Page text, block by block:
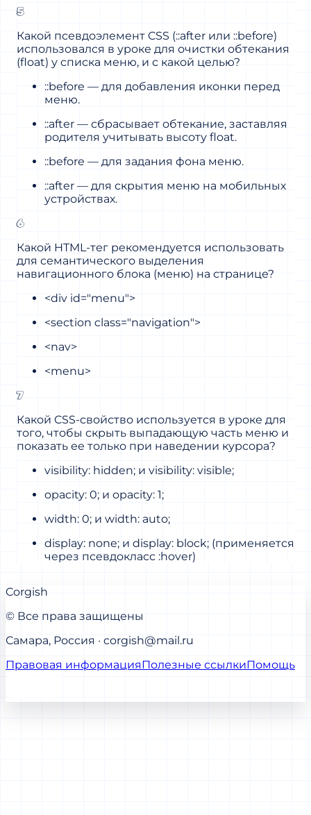
5
Какой псевдоэлемент CSS (::after или ::before)
использовался в уроке для очистки обтекания
(float) у списка меню, и с какой целью?
::before — для добавления иконки перед
меню.
::after — сбрасывает обтекание, заставляя
родителя учитывать высоту float.
::before — для задания фона меню.
::after — для скрытия меню на мобильных
устройствах.
6
Какой HTML-тег рекомендуется использовать
для семантического выделения
навигационного блока (меню) на странице?
<div id="menu">
<section class="navigation">
<nav>
<menu>
7
Какой CSS-свойство используется в уроке для
того, чтобы скрыть выпадающую часть меню и
показать ее только при наведении курсора?
visibility: hidden; и visibility: visible;
opacity: 0; и opacity: 1;
width: 0; и width: auto;
display: none; и display: block; (применяется
через псевдокласс :hover)
Corgish
© Все права защищены
Самара, Россия · corgish@mail.ru
Правовая информацияПолезные ссылкиПомощь